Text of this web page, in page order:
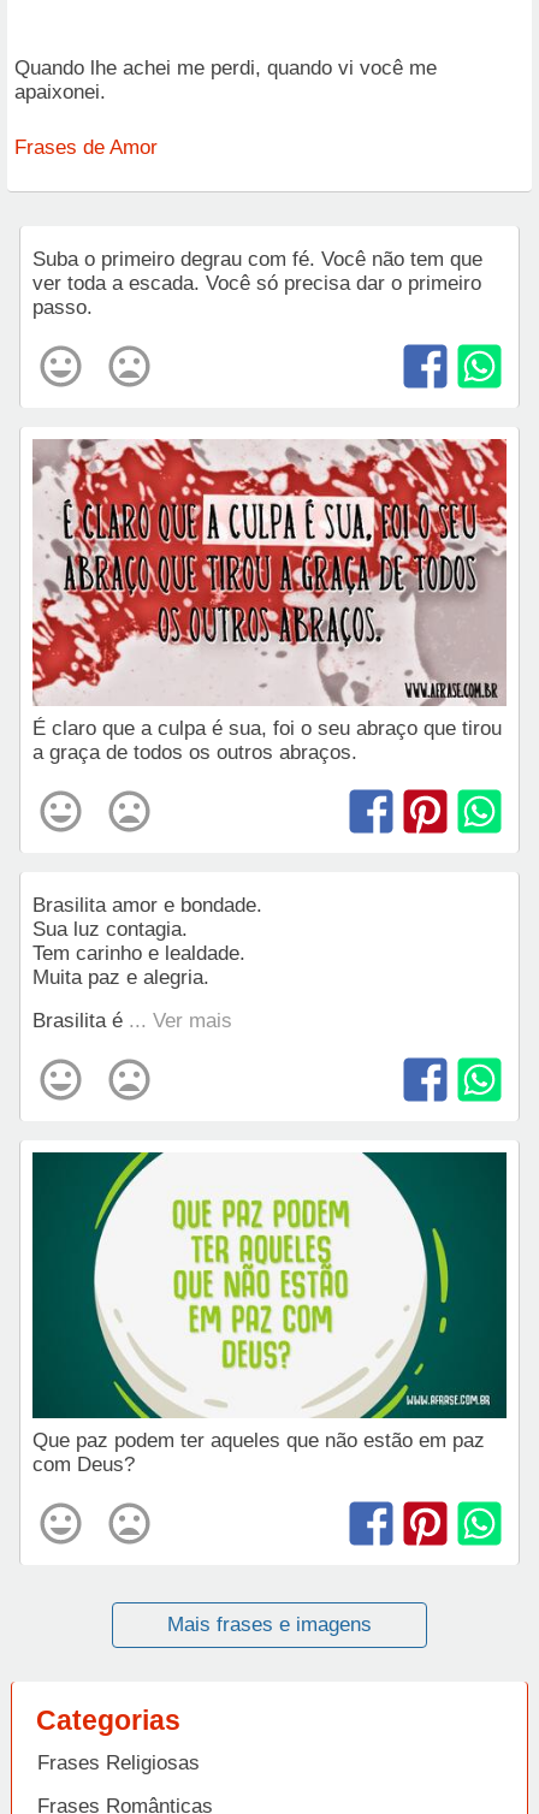
Quando lhe achei me perdi, quando vi você me
apaixonei.
Frases de Amor
Suba o primeiro degrau com fé. Você não tem que
ver toda a escada. Você só precisa dar o primeiro
passo.
É claro que a culpa é sua, foi o seu abraço que tirou
a graça de todos os outros abraços.
Brasilita amor e bondade.
Sua luz contagia.
Tem carinho e lealdade.
Muita paz e alegria.
Brasilita é ... Ver mais
Que paz podem ter aqueles que não estão em paz
com Deus?
Mais frases e imagens
Categorias
Frases Religiosas
Frases Românticas